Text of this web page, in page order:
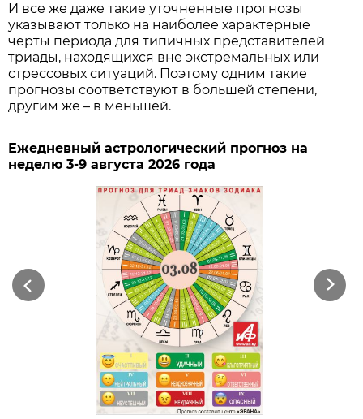
И все же даже такие уточненные прогнозы
указывают только на наиболее характерные
черты периода для типичных представителей
триады, находящихся вне экстремальных или
стрессовых ситуаций. Поэтому одним такие
прогнозы соответствуют в большей степени,
другим же – в меньшей.
Ежедневный астрологический прогноз на
неделю 3-9 августа 2026 года
Previous Next